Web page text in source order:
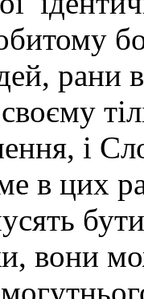
рани
і
в цих
вони